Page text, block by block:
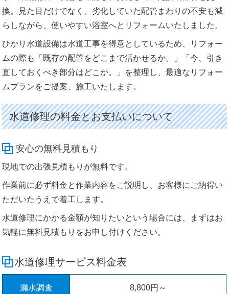
換。見た目だけでなく、劣化していた配管まわりの不安も減
らしながら、使いやすい浴室へとリフォームいたしました。
ひかり水道設備は水道工事を得意としているため、リフォー
ムの際も「既存の配管をどこまで活かせるか。」「今、引き
直しておくべき部分はどこか。」を整理し、最適なリフォー
ムプランをご提案、施工いたします。
水道修理の料金とお支払いについて
安心の無料見積もり
現地での出張見積もりが無料です。
作業前に必ず料金と作業内容をご説明し、お客様にご納得い
ただいたうえで着工します。
水道修理にかかる金額が知りたいという場合には、まずはお
気軽に無料見積もりをお申し付けください。
水道修理サービス料金表
漏水調査 8,800円～